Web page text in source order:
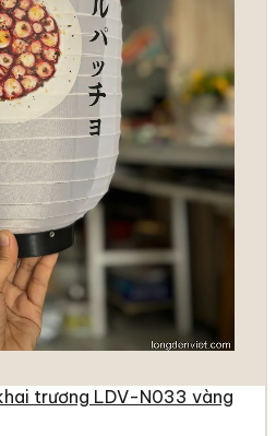
trương LDV-N033 vàng